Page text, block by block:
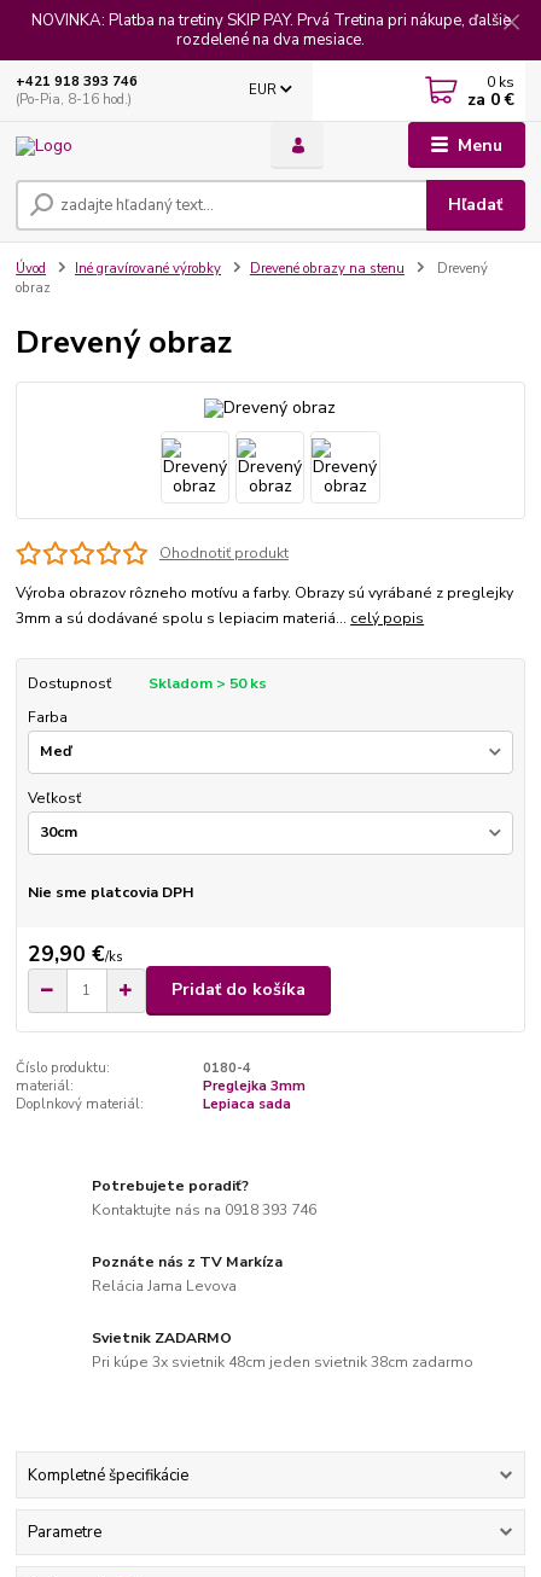
NOVINKA: Platba na tretiny SKIP PAY. Prvá Tretina pri nákupe, ďalšie
rozdelené na dva mesiace.
Menu
EUR
Hľadať
+421 918 393 746
(Po-Pia, 8-16 hod.)
0 ks
za 0 €
Úvod Iné gravírované výrobky Drevené obrazy na stenu
Drevený
obraz
Drevený obraz
Ohodnotiť produkt
Výroba obrazov rôzneho motívu a farby. Obrazy sú vyrábané z preglejky
3mm a sú dodávané spolu s lepiacim materiá... celý popis
Dostupnosť
Skladom > 50 ks
Farba
Veľkosť
Nie sme platcovia DPH
29,90 €/ks
Pridať do košíka
Číslo produktu:
0180-4
materiál:
Preglejka 3mm
Doplnkový materiál:
Lepiaca sada
Potrebujete poradiť?
Kontaktujte nás na 0918 393 746
Poznáte nás z TV Markíza
Relácia Jama Levova
Svietnik ZADARMO
Pri kúpe 3x svietnik 48cm jeden svietnik 38cm zadarmo
Kompletné špecifikácie
Parametre